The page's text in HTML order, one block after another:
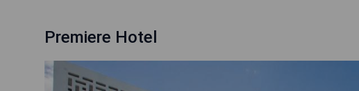
Premiere Hotel